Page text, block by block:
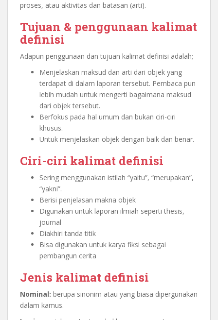
proses, atau aktivitas dan batasan (arti).
Tujuan & penggunaan kalimat
definisi
Adapun penggunaan dan tujuan kalimat definisi adalah;
Menjelaskan maksud dan arti dari objek yang
terdapat di dalam laporan tersebut. Pembaca pun
lebih mudah untuk mengerti bagaimana maksud
dari objek tersebut.
Berfokus pada hal umum dan bukan ciri-ciri
khusus.
Untuk menjelaskan objek dengan baik dan benar.
Ciri-ciri kalimat definisi
Sering menggunakan istilah “yaitu”, “merupakan”,
“yakni”.
Berisi penjelasan makna objek
Digunakan untuk laporan ilmiah seperti thesis,
journal
Diakhiri tanda titik
Bisa digunakan untuk karya fiksi sebagai
pembangun cerita
Jenis kalimat definisi
Nominal: berupa sinonim atau yang biasa dipergunakan
dalam kamus.